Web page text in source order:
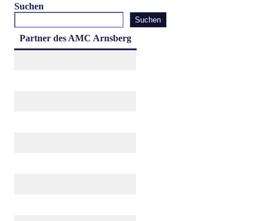
Suchen
Suchen
Partner des AMC Arnsberg